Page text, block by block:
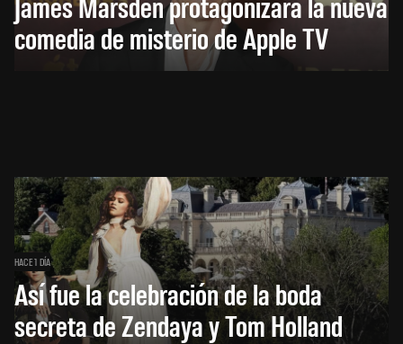
comedia de misterio de Apple TV
HACE 1 DÍA
Así fue la celebración de la boda
secreta de Zendaya y Tom Holland